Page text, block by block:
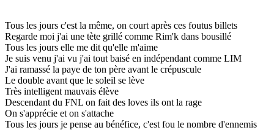
Tous les jours c'est la même, on court après ces foutus billets
Regarde moi j'ai une tète grillé comme Rim'k dans bousillé
Tous les jours elle me dit qu'elle m'aime
Je suis venu j'ai vu j'ai tout baisé en indépendant comme LIM
J'ai ramassé la paye de ton père avant le crépuscule
Le double avant que le soleil se lève
Très intelligent mauvais élève
Descendant du FNL on fait des loves ils ont la rage
On s'apprécie et on s'attache
Tous les jours je pense au bénéfice, c'est fou le nombre d'ennemis